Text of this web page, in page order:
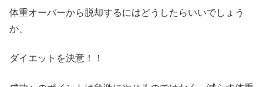
体重オーバーから脱却するにはどうしたらいいでしょう
か、
ダイエットを決意！！